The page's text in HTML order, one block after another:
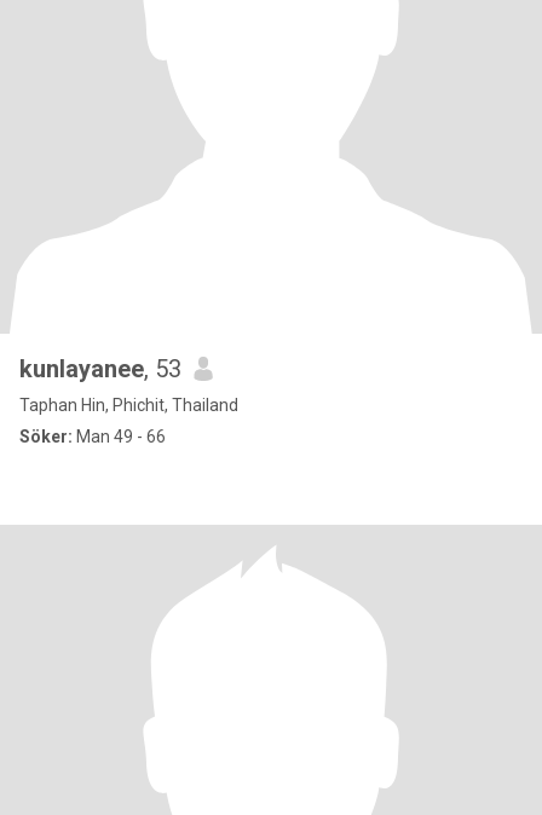
kunlayanee, 53
Taphan Hin, Phichit, Thailand
Söker: Man 49 - 66